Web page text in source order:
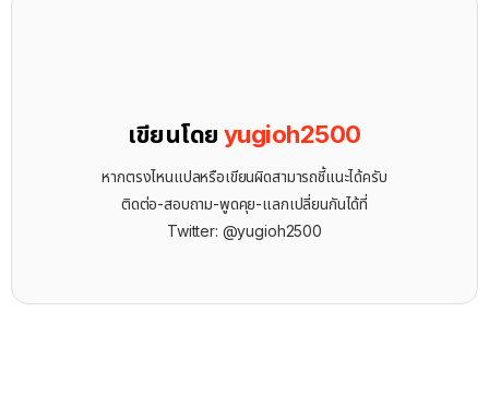
เขียนโดยyugioh2500
หากตรงไหนแปลหรือเขียนผิดสามารถชี้แนะได้ครับ
ติดต่อ-สอบถาม-พูดคุย-แลกเปลี่ยนกันได้ที่
Twitter: @yugioh2500